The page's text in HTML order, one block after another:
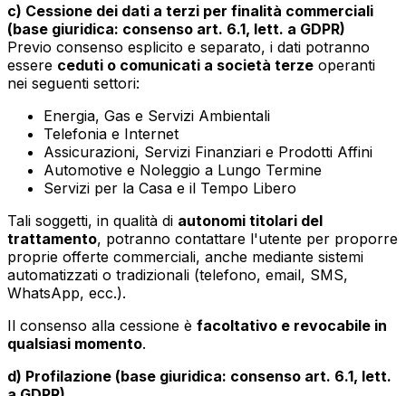
c) Cessione dei dati a terzi per finalità commerciali
(base giuridica: consenso art. 6.1, lett. a GDPR)
Previo consenso esplicito e separato, i dati potranno
essere ceduti o comunicati a società terze operanti
nei seguenti settori:
Energia, Gas e Servizi Ambientali
Telefonia e Internet
Assicurazioni, Servizi Finanziari e Prodotti Affini
Automotive e Noleggio a Lungo Termine
Servizi per la Casa e il Tempo Libero
Tali soggetti, in qualità di autonomi titolari del
trattamento, potranno contattare l'utente per proporre
proprie offerte commerciali, anche mediante sistemi
automatizzati o tradizionali (telefono, email, SMS,
WhatsApp, ecc.).
Il consenso alla cessione è facoltativo e revocabile in
qualsiasi momento.
d) Profilazione (base giuridica: consenso art. 6.1, lett.